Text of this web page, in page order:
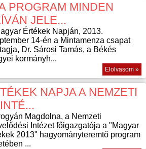
PROGRAM MINDEN
JELE...
Értékek Napján, 2013.
14-én a Mintamenza csapat
Dr. Sárosi Tamás, a Békés
kormányh...
Elolvasom »
NAPJA A NEMZETI
Magdolna, a Nemzeti
Intézet főigazgatója a "Magyar
2013" hagyományteremtő program
...